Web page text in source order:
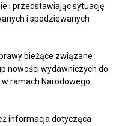
i przedstawiając sytuację
i spodziewanych
bieżące związane
nowości wydawniczych do
ramach Narodowego
informacja dotycząca